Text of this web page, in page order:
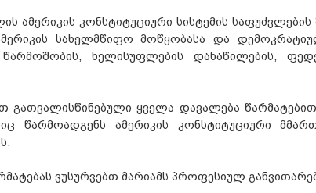
ამერიკის კონსტიტუციური სისტემის
სახელმწიფო მოწყობასა და
წარმოშობის, ხელისუფლების დანაწილების,
გათვალისწინებული ყველა დავალება
წარმოადგენს ამერიკის კონსტიტუციური
ვუსურვებთ მარიამს პროფესიულ